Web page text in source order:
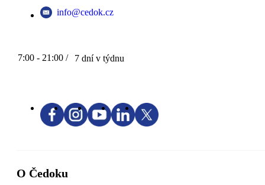
info@cedok.cz
7:00 - 21:00 / 7 dní v týdnu
O Čedoku